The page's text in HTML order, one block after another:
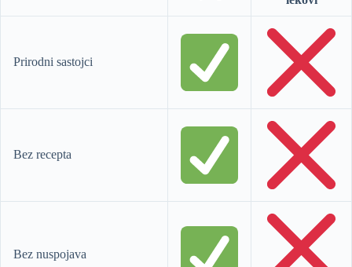
Prirodni sastojci
Bez recepta
Bez nuspojava